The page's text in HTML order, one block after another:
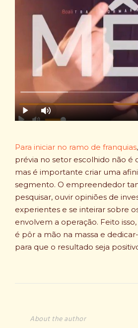
Para iniciar no ramo de franquias
prévia no setor escolhido não é
mas é importante criar uma
segmento. O empreendedor
pesquisar, ouvir opiniões de
experientes e se inteirar sobre
envolvem a operação. Feito
é pôr a mão na massa e
para que o resultado seja
About the author